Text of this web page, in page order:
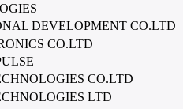
DEVELOPMENT CO.LTD
CO.LTD
CO.LTD
LTD